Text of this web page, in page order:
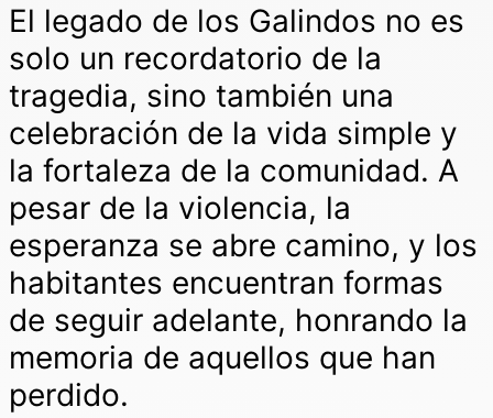
El legado de los Galindos no es
solo un recordatorio de la
tragedia, sino también una
celebración de la vida simple y
la fortaleza de la comunidad. A
pesar de la violencia, la
esperanza se abre camino, y los
habitantes encuentran formas
de seguir adelante, honrando la
memoria de aquellos que han
perdido.